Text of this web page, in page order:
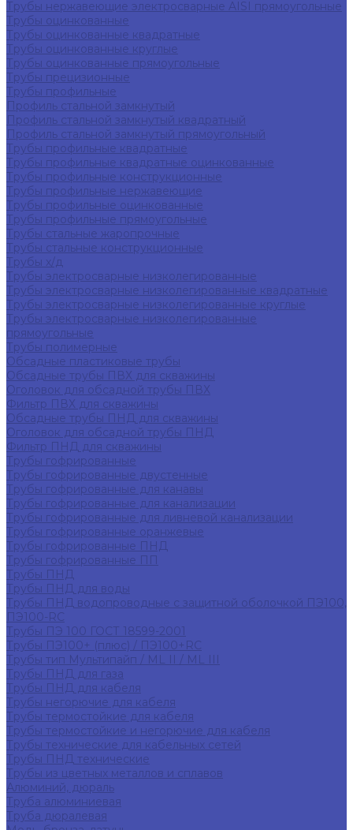
Трубы нержавеющие электросварные AISI прямоугольные
Трубы оцинкованные
Трубы оцинкованные квадратные
Трубы оцинкованные круглые
Трубы оцинкованные прямоугольные
Трубы прецизионные
Трубы профильные
Профиль стальной замкнутый
Профиль стальной замкнутый квадратный
Профиль стальной замкнутый прямоугольный
Трубы профильные квадратные
Трубы профильные квадратные оцинкованные
Трубы профильные конструкционные
Трубы профильные нержавеющие
Трубы профильные оцинкованные
Трубы профильные прямоугольные
Трубы стальные жаропрочные
Трубы стальные конструкционные
Трубы х/д
Трубы электросварные низколегированные
Трубы электросварные низколегированные квадратные
Трубы электросварные низколегированные круглые
Трубы электросварные низколегированные
прямоугольные
Трубы полимерные
Обсадные пластиковые трубы
Обсадные трубы ПВХ для скважины
Оголовок для обсадной трубы ПВХ
Фильтр ПВХ для скважины
Обсадные трубы ПНД для скважины
Оголовок для обсадной трубы ПНД
Фильтр ПНД для скважины
Трубы гофрированные
Трубы гофрированные двустенные
Трубы гофрированные для канавы
Трубы гофрированные для канализации
Трубы гофрированные для ливневой канализации
Трубы гофрированные оранжевые
Трубы гофрированные ПНД
Трубы гофрированные ПП
Трубы ПНД
Трубы ПНД для воды
Трубы ПНД водопроводные с защитной оболочкой ПЭ100,
ПЭ100-RC
Трубы ПЭ 100 ГОСТ 18599-2001
Трубы ПЭ100+ (плюс) / ПЭ100+RC
Трубы тип Мультипайп / ML II / ML III
Трубы ПНД для газа
Трубы ПНД для кабеля
Трубы негорючие для кабеля
Трубы термостойкие для кабеля
Трубы термостойкие и негорючие для кабеля
Трубы технические для кабельных сетей
Трубы ПНД технические
Трубы из цветных металлов и сплавов
Алюминий, дюраль
Труба алюминиевая
Труба дюралевая